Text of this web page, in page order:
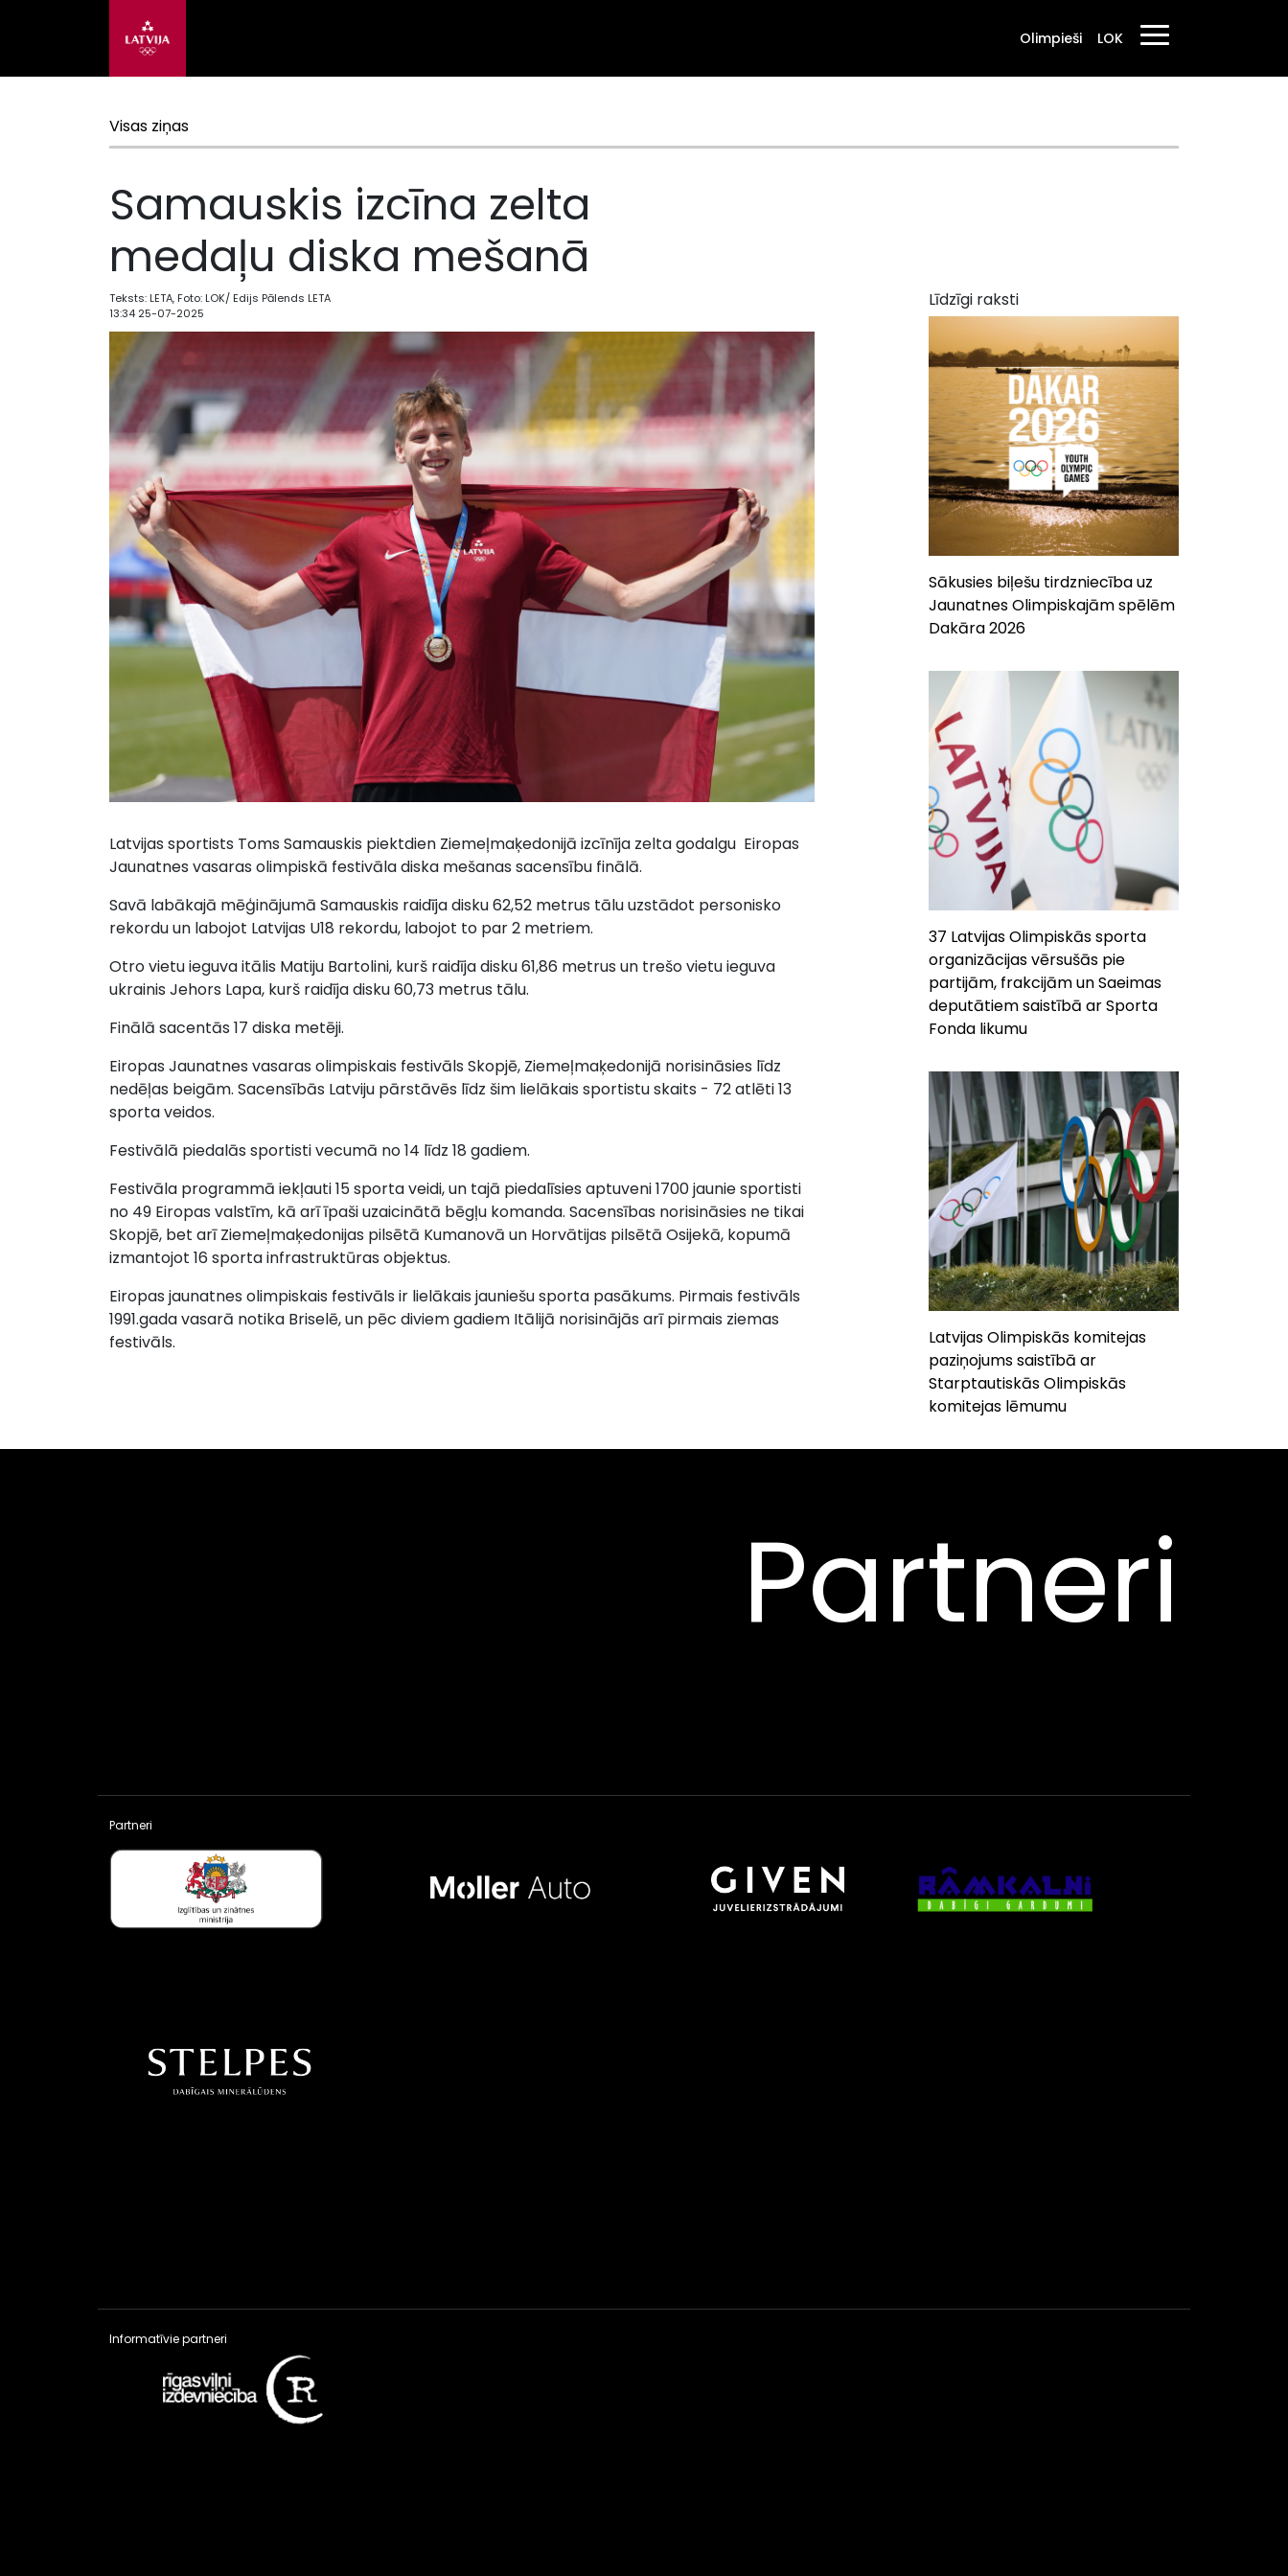
Olimpieši LOK
Visas ziņas
Samauskis izcīna zelta
medaļu diska mešanā
Teksts: LETA, Foto: LOK/ Edijs Pālends LETA
13:34 25-07-2025
Latvijas sportists Toms Samauskis piektdien Ziemeļmaķedonijā izcīnīja zelta godalgu Eiropas
Jaunatnes vasaras olimpiskā festivāla diska mešanas sacensību finālā.
Savā labākajā mēģinājumā Samauskis raidīja disku 62,52 metrus tālu uzstādot personisko
rekordu un labojot Latvijas U18 rekordu, labojot to par 2 metriem.
Otro vietu ieguva itālis Matiju Bartolini, kurš raidīja disku 61,86 metrus un trešo vietu ieguva
ukrainis Jehors Lapa, kurš raidīja disku 60,73 metrus tālu.
Finālā sacentās 17 diska metēji.
Eiropas Jaunatnes vasaras olimpiskais festivāls Skopjē, Ziemeļmaķedonijā norisināsies līdz
nedēļas beigām. Sacensībās Latviju pārstāvēs līdz šim lielākais sportistu skaits - 72 atlēti 13
sporta veidos.
Festivālā piedalās sportisti vecumā no 14 līdz 18 gadiem.
Festivāla programmā iekļauti 15 sporta veidi, un tajā piedalīsies aptuveni 1700 jaunie sportisti
no 49 Eiropas valstīm, kā arī īpaši uzaicinātā bēgļu komanda. Sacensības norisināsies ne tikai
Skopjē, bet arī Ziemeļmaķedonijas pilsētā Kumanovā un Horvātijas pilsētā Osijekā, kopumā
izmantojot 16 sporta infrastruktūras objektus.
Eiropas jaunatnes olimpiskais festivāls ir lielākais jauniešu sporta pasākums. Pirmais festivāls
1991.gada vasarā notika Briselē, un pēc diviem gadiem Itālijā norisinājās arī pirmais ziemas
festivāls.
Līdzīgi raksti
Sākusies biļešu tirdzniecība uz
Jaunatnes Olimpiskajām spēlēm
Dakāra 2026
37 Latvijas Olimpiskās sporta
organizācijas vērsušās pie
partijām, frakcijām un Saeimas
deputātiem saistībā ar Sporta
Fonda likumu
Latvijas Olimpiskās komitejas
paziņojums saistībā ar
Starptautiskās Olimpiskās
komitejas lēmumu
Partneri
Partneri
Informatīvie partneri